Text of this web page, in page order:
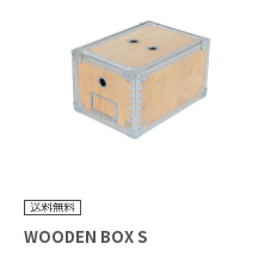
WOODEN BOX S